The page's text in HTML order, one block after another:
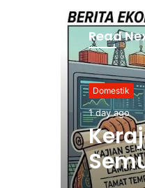
Read
Palestin
1 day ago